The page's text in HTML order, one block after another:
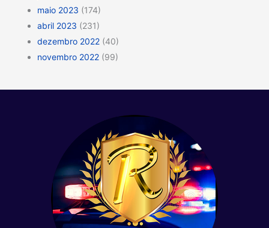
maio 2023 (174)
abril 2023 (231)
dezembro 2022 (40)
novembro 2022 (99)